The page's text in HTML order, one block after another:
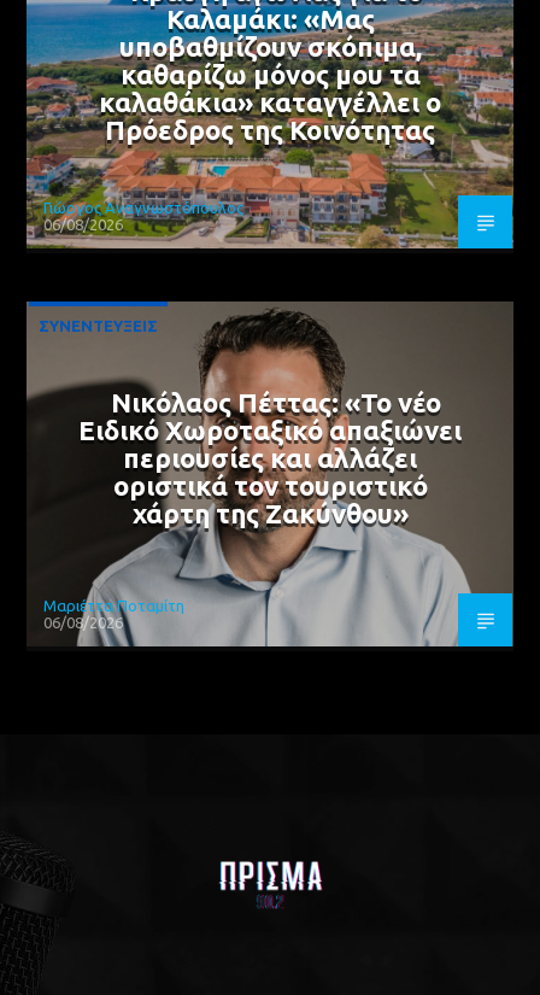
Καλαμάκι: «Μας
υποβαθμίζουν σκόπιμα,
καθαρίζω μόνος μου τα
καλαθάκια» καταγγέλλει ο
Πρόεδρος της Κοινότητας
Γιώργος Αναγνωστόπουλος
06/08/2026
ΣΥΝΕΝΤΕΥΞΕΙΣ
Νικόλαος Πέττας: «Το νέο
Ειδικό Χωροταξικό απαξιώνει
περιουσίες και αλλάζει
οριστικά τον τουριστικό
χάρτη της Ζακύνθου»
Μαριέττα Ποταμίτη
06/08/2026